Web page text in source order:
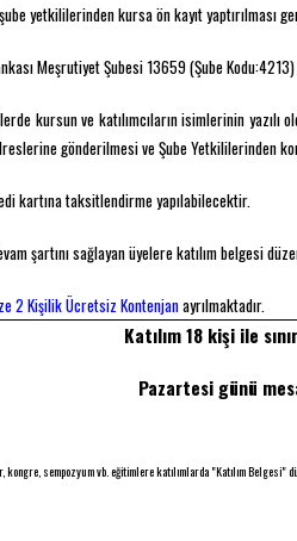
yetkililerinden kursa ön kayıt yaptırılması
Meşrutiyet Şubesi 13659 (Şube Kodu:4213)
kursun ve katılımcıların isimlerinin
gönderilmesi ve Şube Yetkililerinden
kartına taksitlendirme yapılabilecektir.
şartını sağlayan üyelere katılım belgesi
2 Kişilik Ücretsiz Kontenjanayrılmaktadır.
Katılım 18 kişi ile
Pazartesi günü
sempozyum vb. eğitimlere katılımlarda "Katılım Belgesi"